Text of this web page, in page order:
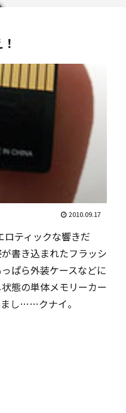
2010.09.17
ティックな響きだ
書き込まれたフラッシ
ぱら外装ケースなどに
態の単体メモリーカー
し……クナイ。